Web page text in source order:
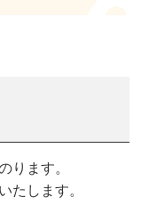
ります。
たします。